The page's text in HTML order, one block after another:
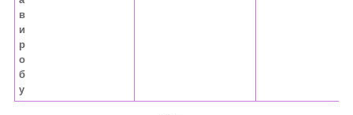
в
и
р
о
б
у